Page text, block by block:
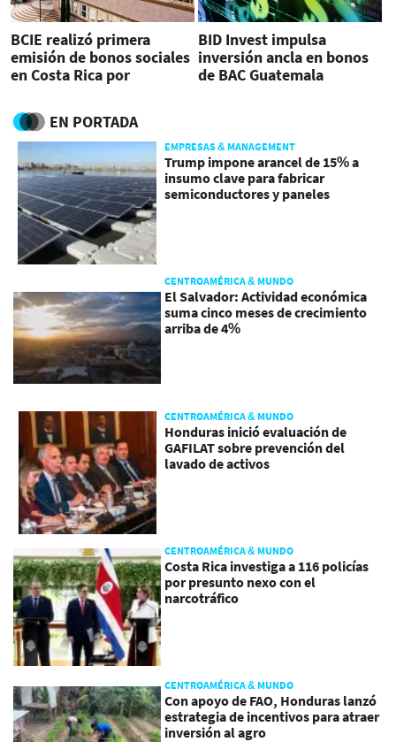
BCIE realizó primera
emisión de bonos sociales
en Costa Rica por
BID Invest impulsa
inversión ancla en bonos
de BAC Guatemala
EN PORTADA
EMPRESAS & MANAGEMENT
Trump impone arancel de 15% a
insumo clave para fabricar
semiconductores y paneles
CENTROAMÉRICA & MUNDO
El Salvador: Actividad económica
suma cinco meses de crecimiento
arriba de 4%
CENTROAMÉRICA & MUNDO
Honduras inició evaluación de
GAFILAT sobre prevención del
lavado de activos
CENTROAMÉRICA & MUNDO
Costa Rica investiga a 116 policías
por presunto nexo con el
narcotráfico
CENTROAMÉRICA & MUNDO
Con apoyo de FAO, Honduras lanzó
estrategia de incentivos para atraer
inversión al agro